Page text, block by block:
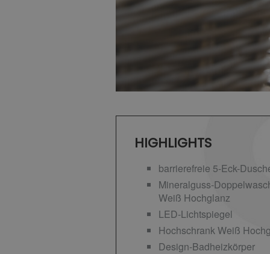
HIGHLIGHTS
barrierefreie 5-Eck-
Mineralguss-
Weiß Hochglanz
LED-Lichtspiegel
Hochschrank Weiß
Design-Badheizkörper